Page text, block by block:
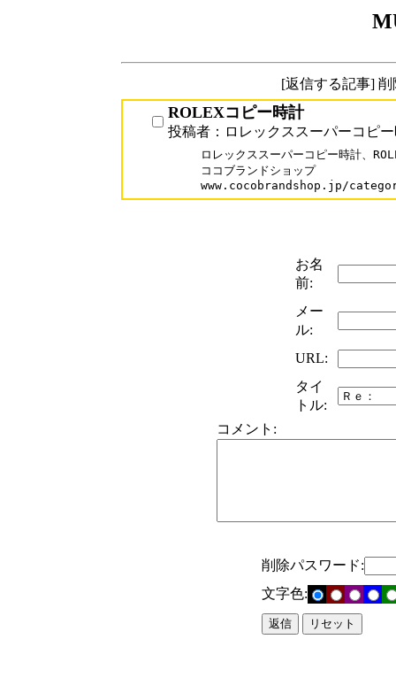
[返信する記事]
ROLEXコピー時計
投稿者：ロレックススーパーコピ
ロレックススーパーコピー時計、
ココブランドショップ
www.cocobrandshop.jp/
お名
前:
メー
ル:
URL:
タイ
トル:
コメント:
削除パスワード:
文字色: